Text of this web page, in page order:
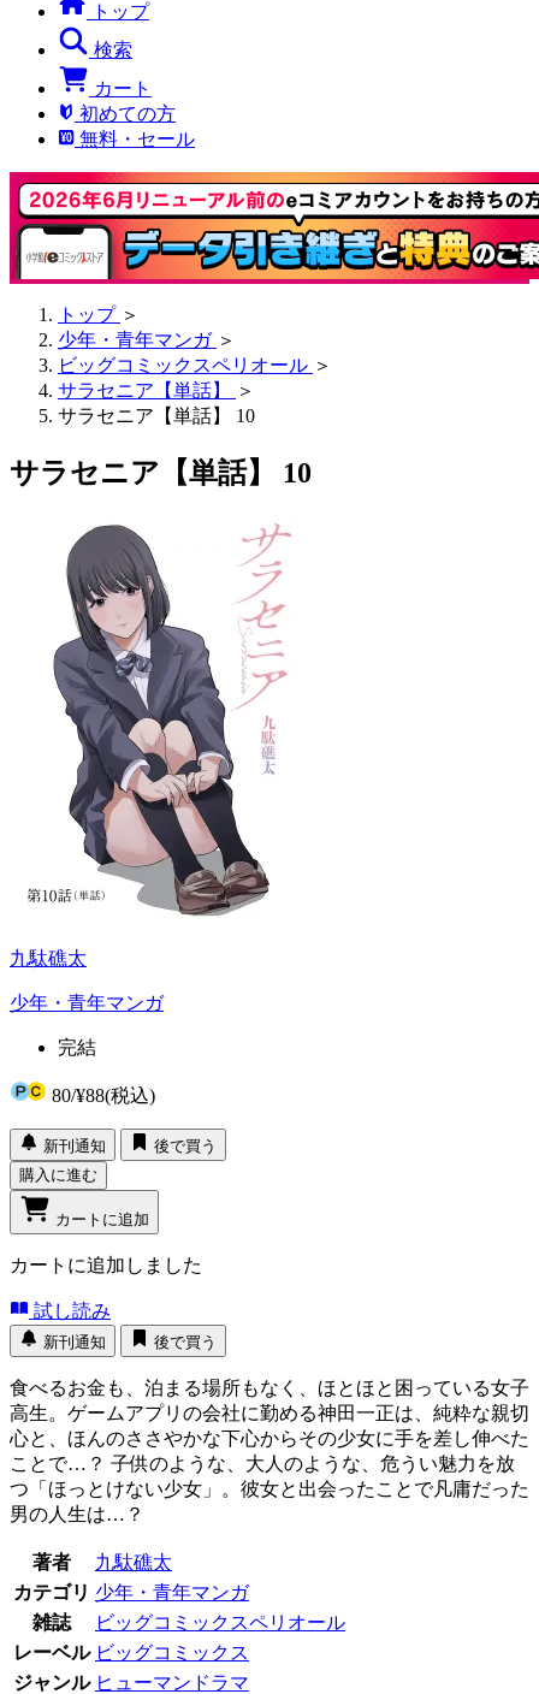
トップ
検索
カート
初めての方
無料・セール
トップ ＞
少年・青年マンガ ＞
ビッグコミックスペリオール ＞
サラセニア【単話】
＞
サラセニア【単話】 10
サラセニア【単話】 10
九駄礁太
少年・青年マンガ
完結
80/¥88(税込)
新刊通知
後で買う
購入に進む
カートに追加
カートに追加しました
試し読み
新刊通知 後で買う
食べるお金も、泊まる場所もなく、ほとほと困っている女子
高生。ゲームアプリの会社に勤める神田一正は、純粋な親切
心と、ほんのささやかな下心からその少女に手を差し伸べた
ことで…？ 子供のような、大人のような、危うい魅力を放
つ「ほっとけない少女」。彼女と出会ったことで凡庸だった
男の人生は…？
著者
九駄礁太
カテゴリ 少年・青年マンガ
雑誌
ビッグコミックスペリオール
レーベル ビッグコミックス
ジャンル ヒューマンドラマ